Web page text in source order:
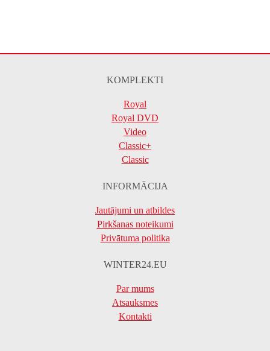
KOMPLEKTI
Royal
Royal DVD
Video
Classic+
Classic
INFORMĀCIJA
Jautājumi un atbildes
Pirkšanas noteikumi
Privātuma politika
WINTER24.EU
Par mums
Atsauksmes
Kontakti